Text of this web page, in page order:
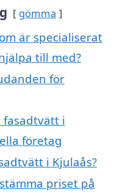
gömma
är specialiserat
till med?
för
fasadtvätt i
företag
i Kjulaås?
priset på